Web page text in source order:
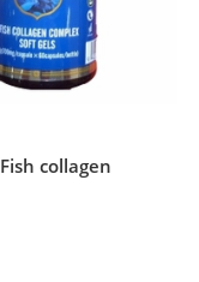
Fish collagen